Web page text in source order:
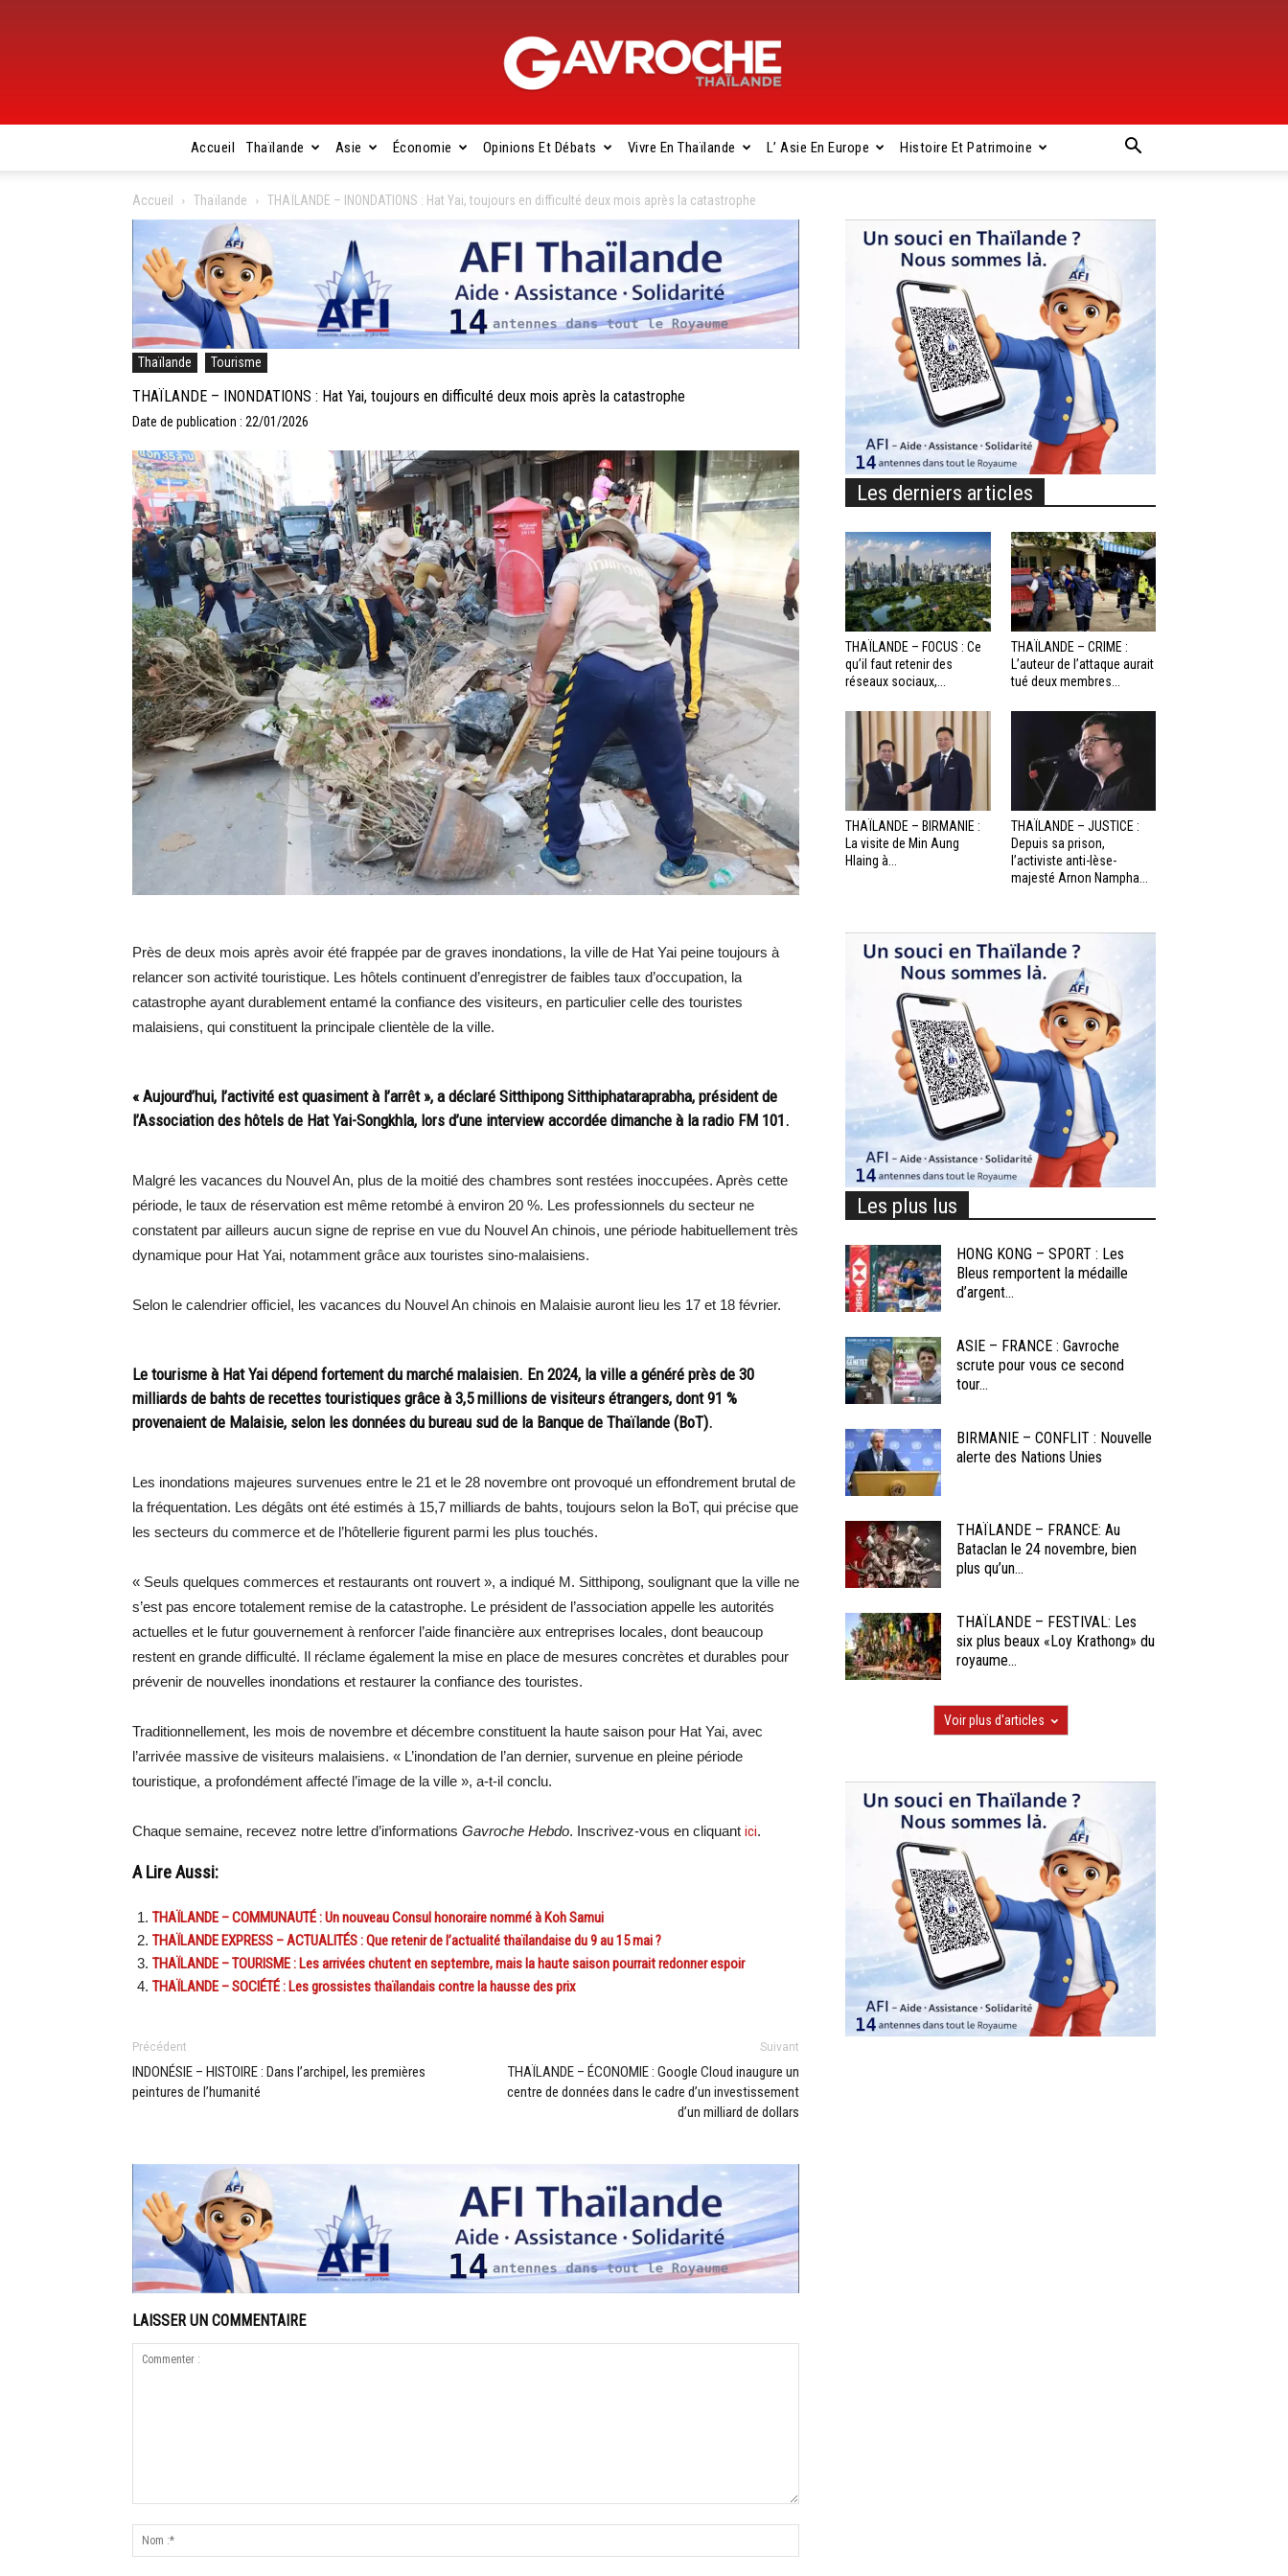
Gavroche
Thaïlande
Accueil Thaïlande Asie Économie Opinions Et Débats Vivre En Thaïlande L’ Asie En Europe Histoire Et Patrimoine
Accueil Thaïlande THAÏLANDE – INONDATIONS : Hat Yai, toujours en difficulté deux mois après la catastrophe
Thaïlande Tourisme
THAÏLANDE – INONDATIONS : Hat Yai, toujours en difficulté deux mois après la catastrophe
Date de publication : 22/01/2026
Près de deux mois après avoir été frappée par de graves inondations, la ville de Hat Yai peine toujours à
relancer son activité touristique. Les hôtels continuent d’enregistrer de faibles taux d’occupation, la
catastrophe ayant durablement entamé la confiance des visiteurs, en particulier celle des touristes
malaisiens, qui constituent la principale clientèle de la ville.
« Aujourd’hui, l’activité est quasiment à l’arrêt », a déclaré Sitthipong Sitthiphataraprabha, président de
l’Association des hôtels de Hat Yai-Songkhla, lors d’une interview accordée dimanche à la radio FM 101.
Malgré les vacances du Nouvel An, plus de la moitié des chambres sont restées inoccupées. Après cette
période, le taux de réservation est même retombé à environ 20 %. Les professionnels du secteur ne
constatent par ailleurs aucun signe de reprise en vue du Nouvel An chinois, une période habituellement très
dynamique pour Hat Yai, notamment grâce aux touristes sino-malaisiens.
Selon le calendrier officiel, les vacances du Nouvel An chinois en Malaisie auront lieu les 17 et 18 février.
Le tourisme à Hat Yai dépend fortement du marché malaisien. En 2024, la ville a généré près de 30
milliards de bahts de recettes touristiques grâce à 3,5 millions de visiteurs étrangers, dont 91 %
provenaient de Malaisie, selon les données du bureau sud de la Banque de Thaïlande (BoT).
Les inondations majeures survenues entre le 21 et le 28 novembre ont provoqué un effondrement brutal de
la fréquentation. Les dégâts ont été estimés à 15,7 milliards de bahts, toujours selon la BoT, qui précise que
les secteurs du commerce et de l’hôtellerie figurent parmi les plus touchés.
« Seuls quelques commerces et restaurants ont rouvert », a indiqué M. Sitthipong, soulignant que la ville ne
s’est pas encore totalement remise de la catastrophe. Le président de l’association appelle les autorités
actuelles et le futur gouvernement à renforcer l’aide financière aux entreprises locales, dont beaucoup
restent en grande difficulté. Il réclame également la mise en place de mesures concrètes et durables pour
prévenir de nouvelles inondations et restaurer la confiance des touristes.
Traditionnellement, les mois de novembre et décembre constituent la haute saison pour Hat Yai, avec
l’arrivée massive de visiteurs malaisiens. « L’inondation de l’an dernier, survenue en pleine période
touristique, a profondément affecté l’image de la ville », a-t-il conclu.
Chaque semaine, recevez notre lettre d’informations Gavroche Hebdo. Inscrivez-vous en cliquant ici.
A Lire Aussi:
THAÏLANDE – COMMUNAUTÉ : Un nouveau Consul honoraire nommé à Koh Samui
THAÏLANDE EXPRESS – ACTUALITÉS : Que retenir de l’actualité thaïlandaise du 9 au 15 mai ?
THAÏLANDE – TOURISME : Les arrivées chutent en septembre, mais la haute saison pourrait redonner espoir
THAÏLANDE – SOCIÉTÉ : Les grossistes thaïlandais contre la hausse des prix
Précédent
INDONÉSIE – HISTOIRE : Dans l’archipel, les premières
peintures de l’humanité
Suivant
THAÏLANDE – ÉCONOMIE : Google Cloud inaugure un
centre de données dans le cadre d’un investissement
d’un milliard de dollars
LAISSER UN COMMENTAIRE
Les derniers articles
THAÏLANDE – FOCUS : Ce
qu’il faut retenir des
réseaux sociaux,...
THAÏLANDE – CRIME :
L’auteur de l’attaque aurait
tué deux membres...
THAÏLANDE – BIRMANIE :
La visite de Min Aung
Hlaing à...
THAÏLANDE – JUSTICE :
Depuis sa prison,
l’activiste anti-lèse-
majesté Arnon Nampha...
Les plus lus
HONG KONG – SPORT : Les
Bleus remportent la médaille
d’argent...
ASIE – FRANCE : Gavroche
scrute pour vous ce second
tour...
BIRMANIE – CONFLIT : Nouvelle
alerte des Nations Unies
THAÏLANDE – FRANCE: Au
Bataclan le 24 novembre, bien
plus qu’un...
THAÏLANDE – FESTIVAL: Les
six plus beaux «Loy Krathong» du
royaume...
Voir plus d'articles